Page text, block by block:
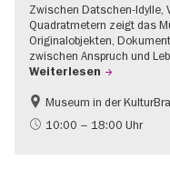
Zwischen Datschen-Idylle,
Quadratmetern zeigt das
Originalobjekten,
zwischen Anspruch und
Weiterlesen
Berliner Mauer
DDR-Geschichte
Museum in der
10:00 – 18:00 Uhr